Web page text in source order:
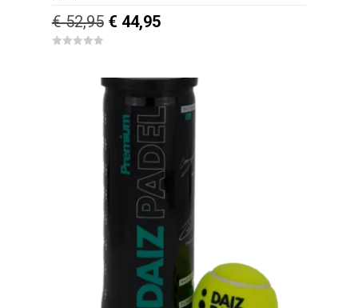
€52,95 Oorspronkelijke
€ 52,95.
€ 44,95Huidige
€ 44,95.